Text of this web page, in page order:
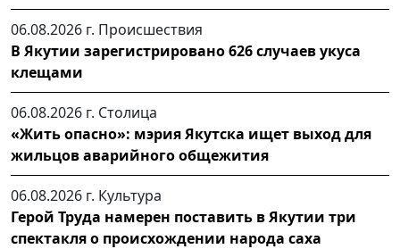
06.08.2026 г. Происшествия
В Якутии зарегистрировано 626 случаев укуса
клещами
06.08.2026 г. Столица
«Жить опасно»: мэрия Якутска ищет выход для
жильцов аварийного общежития
06.08.2026 г. Культура
Герой Труда намерен поставить в Якутии три
спектакля о происхождении народа саха